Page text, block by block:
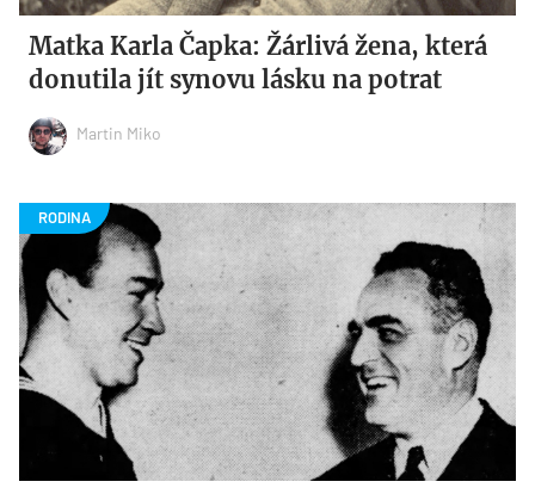
Matka Karla Čapka: Žárlivá žena, která
donutila jít synovu lásku na potrat
Martin Miko